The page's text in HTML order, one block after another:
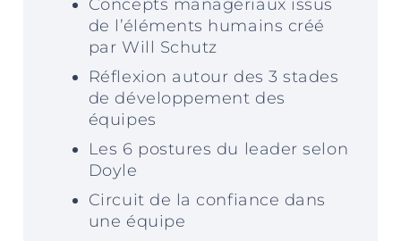
Concepts managériaux issus
de l’éléments humains créé
par Will Schutz
Réflexion autour des 3 stades
de développement des
équipes
Les 6 postures du leader selon
Doyle
Circuit de la confiance dans
une équipe